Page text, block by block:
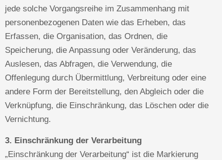
jede solche Vorgangsreihe im Zusammenhang mit
personenbezogenen Daten wie das Erheben, das
Erfassen, die Organisation, das Ordnen, die
Speicherung, die Anpassung oder Veränderung, das
Auslesen, das Abfragen, die Verwendung, die
Offenlegung durch Übermittlung, Verbreitung oder eine
andere Form der Bereitstellung, den Abgleich oder die
Verknüpfung, die Einschränkung, das Löschen oder die
Vernichtung.
3. Einschränkung der Verarbeitung
„Einschränkung der Verarbeitung“ ist die Markierung